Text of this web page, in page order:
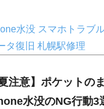
水没 スマホトラブ
タ復旧 札幌駅修理
夏注意】ポケットの
水没のNG行動3